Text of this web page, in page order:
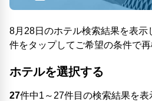
8月28日のホテル検索結果を表示
件をタップしてご希望の条件で再
ホテルを選択する
27件中1～27件目の検索結果を表